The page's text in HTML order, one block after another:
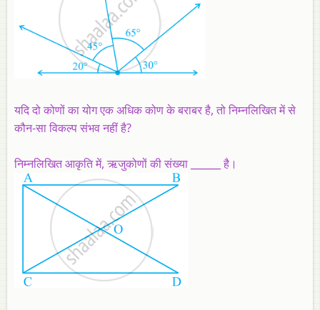
यदि दो कोणों का योग एक अधिक कोण के बराबर है, तो निम्नलिखित में से
कौन-सा विकल्प संभव नहीं है?
निम्नलिखित आकृति में, ऋजुकोणों की संख्या ______ है।